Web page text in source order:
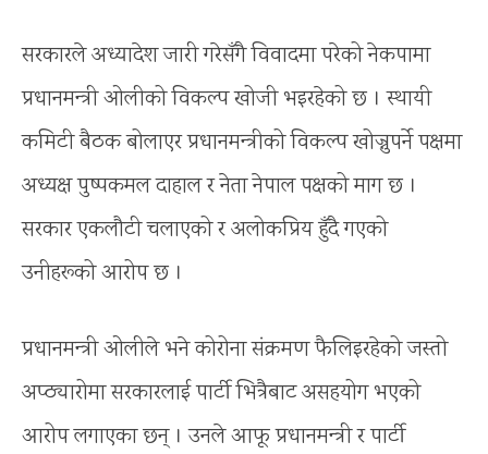
सरकारले अध्यादेश जारी गरेसँगै विवादमा परेको नेकपामा
प्रधानमन्त्री ओलीको विकल्प खोजी भइरहेको छ । स्थायी
कमिटी बैठक बोलाएर प्रधानमन्त्रीको विकल्प खोज्नुपर्ने पक्षमा
अध्यक्ष पुष्पकमल दाहाल र नेता नेपाल पक्षको माग छ ।
सरकार एकलौटी चलाएको र अलोकप्रिय हुँदै गएको
उनीहरूको आरोप छ ।
प्रधानमन्त्री ओलीले भने कोरोना संक्रमण फैलिइरहेको जस्तो
अप्ठ्यारोमा सरकारलाई पार्टी भित्रैबाट असहयोग भएको
आरोप लगाएका छन् । उनले आफू प्रधानमन्त्री र पार्टी